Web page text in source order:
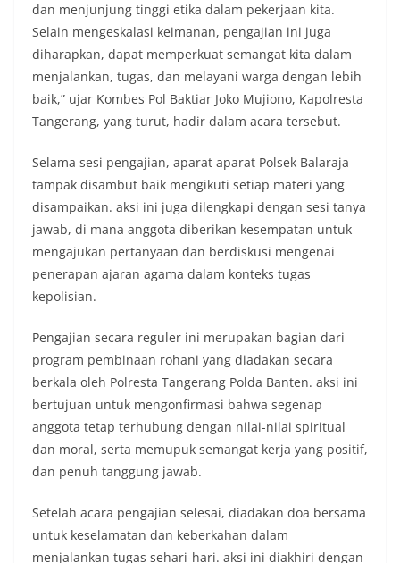
dan menjunjung tinggi etika dalam pekerjaan kita.
Selain mengeskalasi keimanan, pengajian ini juga
diharapkan, dapat memperkuat semangat kita dalam
menjalankan, tugas, dan melayani warga dengan lebih
baik,” ujar Kombes Pol Baktiar Joko Mujiono, Kapolresta
Tangerang, yang turut, hadir dalam acara tersebut.
Selama sesi pengajian, aparat aparat Polsek Balaraja
tampak disambut baik mengikuti setiap materi yang
disampaikan. aksi ini juga dilengkapi dengan sesi tanya
jawab, di mana anggota diberikan kesempatan untuk
mengajukan pertanyaan dan berdiskusi mengenai
penerapan ajaran agama dalam konteks tugas
kepolisian.
Pengajian secara reguler ini merupakan bagian dari
program pembinaan rohani yang diadakan secara
berkala oleh Polresta Tangerang Polda Banten. aksi ini
bertujuan untuk mengonfirmasi bahwa segenap
anggota tetap terhubung dengan nilai-nilai spiritual
dan moral, serta memupuk semangat kerja yang positif,
dan penuh tanggung jawab.
Setelah acara pengajian selesai, diadakan doa bersama
untuk keselamatan dan keberkahan dalam
menjalankan tugas sehari-hari. aksi ini diakhiri dengan